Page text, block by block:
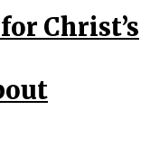
Christ’s